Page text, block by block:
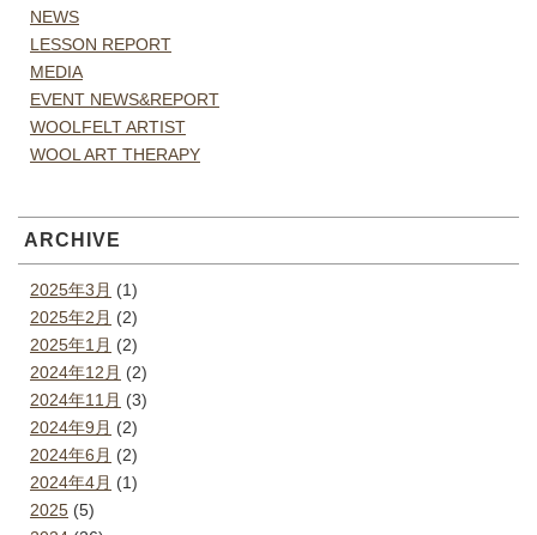
NEWS
LESSON REPORT
MEDIA
EVENT NEWS&REPORT
WOOLFELT ARTIST
WOOL ART THERAPY
ARCHIVE
2025年3月 (1)
2025年2月 (2)
2025年1月 (2)
2024年12月 (2)
2024年11月 (3)
2024年9月 (2)
2024年6月 (2)
2024年4月 (1)
2025 (5)